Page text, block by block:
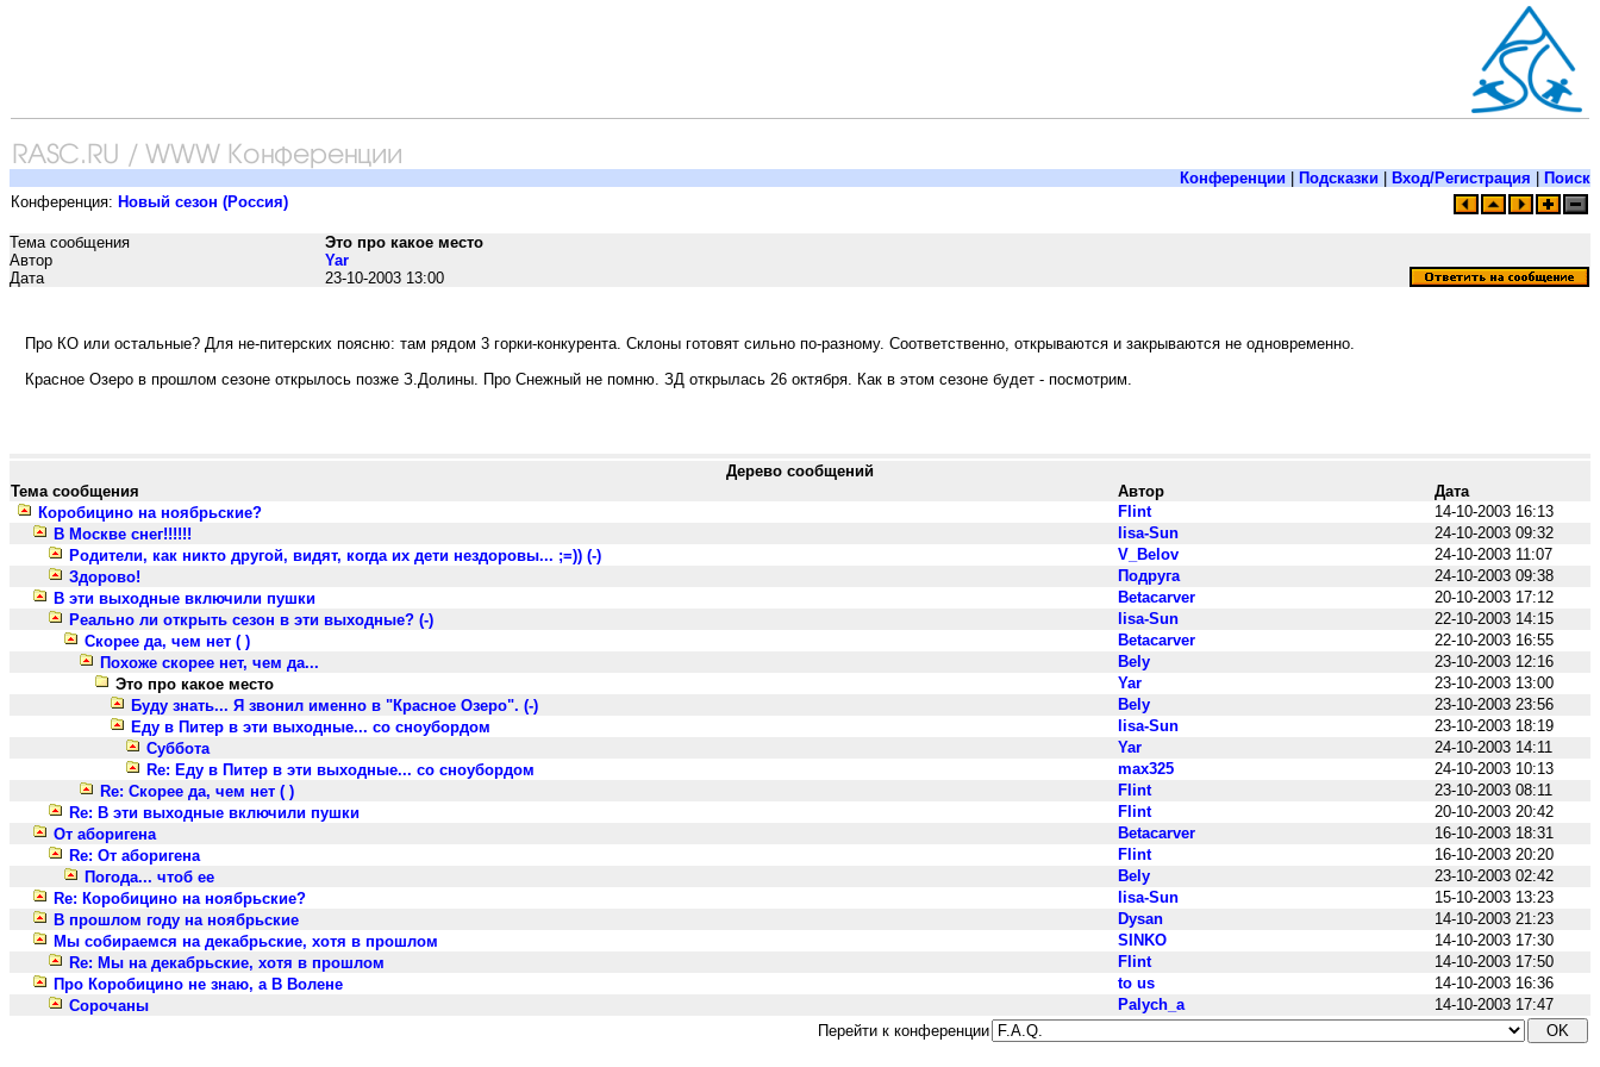
Конференции Подсказки Вход/Регистрация
Поиск
Конференция: Новый сезон (Россия)
Тема сообщения
Это про какое место
Автор
Yar
Дата
23-10-2003 13:00
Про КО или остальные? Для не-питерских поясню: там рядом 3 горки-конкурента. Склоны готовят сильно по-разному. Соответственно, открываются и закрываются не одновременно.
Красное Озеро в прошлом сезоне открылось позже З.Долины. Про Снежный не помню. ЗД открылась 26 октября. Как в этом сезоне будет - посмотрим.
Дерево сообщений
Тема сообщения
Автор
Дата
Коробицино на ноябрьские?
Flint
14-10-2003 16:13
В Москве снег!!!!!!
lisa-Sun
24-10-2003 09:32
Родители, как никто другой, видят, когда их дети нездоровы... ;=)) (-)
V_Belov
24-10-2003 11:07
Здорово!
Подруга
24-10-2003 09:38
В эти выходные включили пушки
Betacarver
20-10-2003 17:12
Реально ли открыть сезон в эти выходные? (-)
lisa-Sun
22-10-2003 14:15
Скорее да, чем нет ( )
Betacarver
22-10-2003 16:55
Похоже скорее нет, чем да...
Bely
23-10-2003 12:16
Это про какое место
Yar
23-10-2003 13:00
Буду знать... Я звонил именно в "Красное Озеро". (-)
Bely
23-10-2003 23:56
Еду в Питер в эти выходные... со сноубордом
lisa-Sun
23-10-2003 18:19
Суббота
Yar
24-10-2003 14:11
Re: Еду в Питер в эти выходные... со сноубордом
max325
24-10-2003 10:13
Re: Скорее да, чем нет ( )
Flint
23-10-2003 08:11
Re: В эти выходные включили пушки
Flint
20-10-2003 20:42
От аборигена
Betacarver
16-10-2003 18:31
Re: От аборигена
Flint
16-10-2003 20:20
Погода... чтоб ее
Bely
23-10-2003 02:42
Re: Коробицино на ноябрьские?
lisa-Sun
15-10-2003 13:23
В прошлом году на ноябрьские
Dysan
14-10-2003 21:23
Мы собираемся на декабрьские, хотя в прошлом
SINKO
14-10-2003 17:30
Re: Мы на декабрьские, хотя в прошлом
Flint
14-10-2003 17:50
Про Коробицино не знаю, а В Волене
to us
14-10-2003 16:36
Сорочаны
Palych_a
14-10-2003 17:47
Перейти к конференции